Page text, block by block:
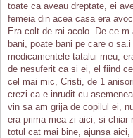
toate ca aveau dreptate, ei
femeia din acea casa era
Era colt de rai acolo. De ce
bani, poate bani pe care o
medicamentele tatalui meu,
de nesuferit ca si ei, el fiind
cel mai mic, Cristi, de 1
crezi ca e inrudit cu
vin sa am grija de copilul ei,
era prima mea zi aici, si chiar
totul cat mai bine, ajunsa